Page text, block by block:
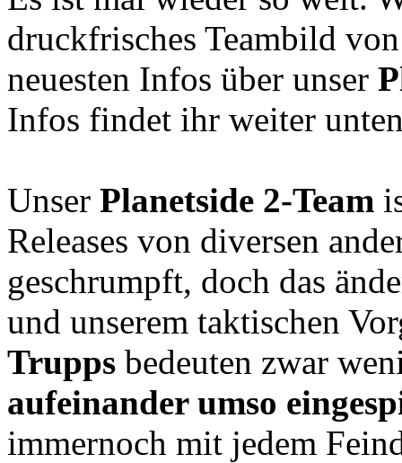
druckfrisches Teambild
neuesten Infos über unser
Infos findet ihr weiter
Unser Planetside 2-Team
Releases von diversen
geschrumpft, doch das
und unserem taktischen
Trupps bedeuten zwar
aufeinander umso
immernoch mit jedem